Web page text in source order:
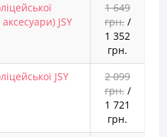
JSY
1 649
грн./
1 352
грн.
JSY
2 099
грн./
1 721
грн.